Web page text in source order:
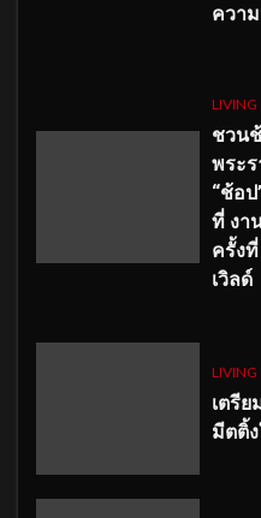
ควา
LIVING
ชวน
พระ
“ช้อป
ที่ งา
ครั้ง
เวิลด์
LIVING
เตรี
มีตติ้